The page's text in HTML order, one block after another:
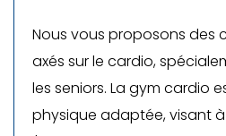
Nous vous proposons des
axés sur le cardio,
les seniors. La gym cardio
physique adaptée, visant